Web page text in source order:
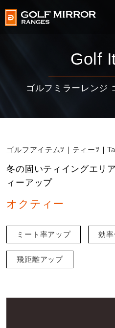
Golf
ゴルフミラーレンジ
ゴルフアイテム ティー
冬の固いティイングエリ
ィーアップ
オクティー
ミート率アップ 効
飛距離アップ